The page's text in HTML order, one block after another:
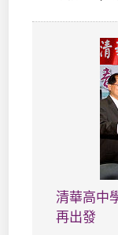
清華高中
再出發